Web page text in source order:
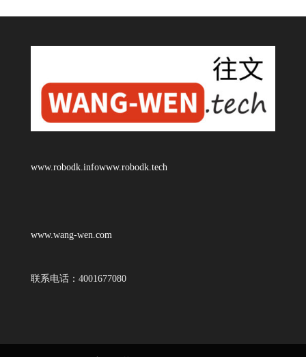
www.robodk.infowww.robodk.tech
www.wang-wen.com
联系电话：4001677080